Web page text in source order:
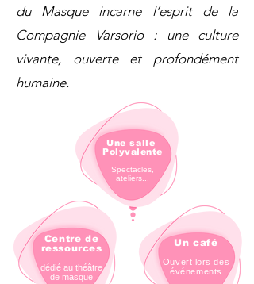
du Masque incarne l’esprit de la
Compagnie Varsorio : une culture
vivante, ouverte et profondément
humaine.
Une salle
Polyvalente
Spectacles,
ateliers...
Centre de
ressources
dédié au théâtre
de masque
Un café
Ouvert lors des
événements